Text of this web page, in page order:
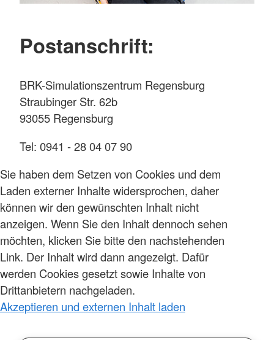
Postanschrift:
BRK-Simulationszentrum Regensburg
Straubinger Str. 62b
93055 Regensburg
Tel: 0941 - 28 04 07 90
Sie haben dem Setzen von Cookies und dem
Laden externer Inhalte widersprochen, daher
können wir den gewünschten Inhalt nicht
anzeigen. Wenn Sie den Inhalt dennoch sehen
möchten, klicken Sie bitte den nachstehenden
Link. Der Inhalt wird dann angezeigt. Dafür
werden Cookies gesetzt sowie Inhalte von
Drittanbietern nachgeladen.
Akzeptieren und externen Inhalt laden